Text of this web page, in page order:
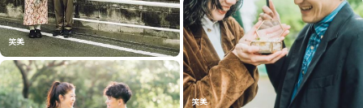
笑美
笑美